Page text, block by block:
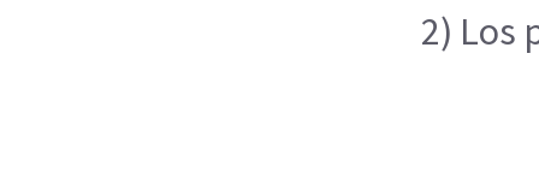
2) Los